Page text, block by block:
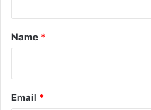
*
Name *
Email *